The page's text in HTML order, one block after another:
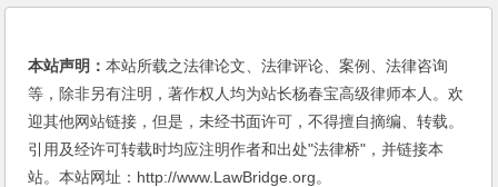
本站声明：本站所载之法律论文、法律评论、案例、法律咨询
等，除非另有注明，著作权人均为站长杨春宝高级律师本人。欢
迎其他网站链接，但是，未经书面许可，不得擅自摘编、转载。
引用及经许可转载时均应注明作者和出处"法律桥"，并链接本
站。本站网址：http://www.LawBridge.org。